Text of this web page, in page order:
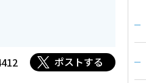
ポストする